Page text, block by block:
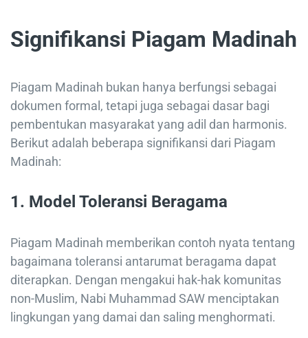
Signifikansi Piagam Madinah
Piagam Madinah bukan hanya berfungsi sebagai
dokumen formal, tetapi juga sebagai dasar bagi
pembentukan masyarakat yang adil dan harmonis.
Berikut adalah beberapa signifikansi dari Piagam
Madinah:
1. Model Toleransi Beragama
Piagam Madinah memberikan contoh nyata tentang
bagaimana toleransi antarumat beragama dapat
diterapkan. Dengan mengakui hak-hak komunitas
non-Muslim, Nabi Muhammad SAW menciptakan
lingkungan yang damai dan saling menghormati.